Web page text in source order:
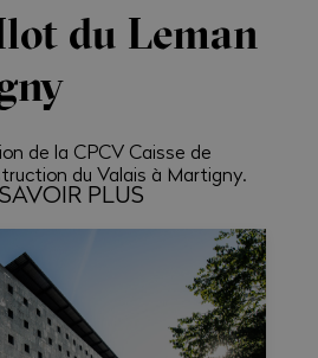
du Leman
de la CPCV Caisse de
du Valais à Martigny.
PLUS